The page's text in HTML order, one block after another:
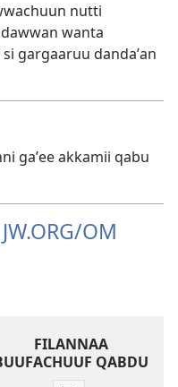
nutti
wanta
gargaaruu dandaʼan
gaʼee akkamii qabu
OM
FILANNAA
QABDU